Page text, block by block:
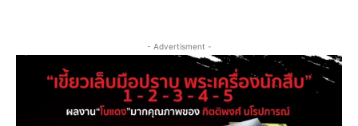
- Advertisment -